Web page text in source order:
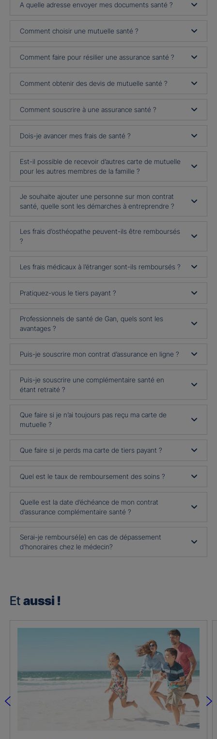
A quelle adresse envoyer mes documents santé ?
Comment choisir une mutuelle santé ?
Comment faire pour résilier une assurance santé ?
Comment obtenir des devis de mutuelle santé ?
Comment souscrire à une assurance santé ?
Dois-je avancer mes frais de santé ?
Est-il possible de recevoir d’autres carte de mutuelle
pour les autres membres de la famille ?
Je souhaite ajouter une personne sur mon contrat
santé, quelle sont les démarches à entreprendre ?
Les frais d’osthéopathe peuvent-ils être remboursés
?
Les frais médicaux à l’étranger sont-ils remboursés ?
Pratiquez-vous le tiers payant ?
Professionnels de santé de Gan, quels sont les
avantages ?
Puis-je souscrire mon contrat d’assurance en ligne ?
Puis-je souscrire une complémentaire santé en
étant retraité ?
Que faire si je n’ai toujours pas reçu ma carte de
mutuelle ?
Que faire si je perds ma carte de tiers payant ?
Quel est le taux de remboursement des soins ?
Quelle est la date d’échéance de mon contrat
d’assurance complémentaire santé ?
Serai-je remboursé(e) en cas de dépassement
d’honoraires chez le médecin?
Et aussi !